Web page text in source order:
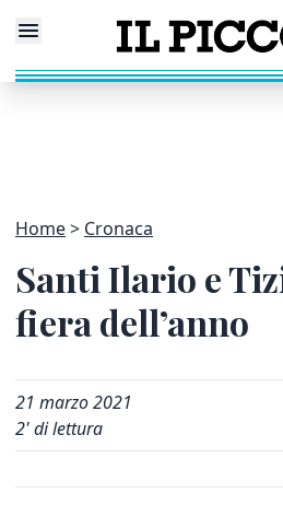
Home Cronaca
Santi Ilario e
fiera dell’anno
21 marzo 2021
2' di lettura